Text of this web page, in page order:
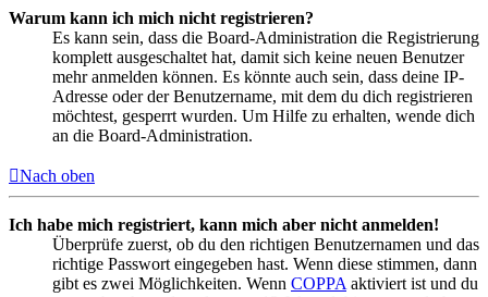
Warum kann ich mich nicht registrieren?
Es kann sein, dass die Board-Administration die Registrierung
komplett ausgeschaltet hat, damit sich keine neuen Benutzer
mehr anmelden können. Es könnte auch sein, dass deine IP-
Adresse oder der Benutzername, mit dem du dich registrieren
möchtest, gesperrt wurden. Um Hilfe zu erhalten, wende dich
an die Board-Administration.
Nach oben
Ich habe mich registriert, kann mich aber nicht anmelden!
Überprüfe zuerst, ob du den richtigen Benutzernamen und das
richtige Passwort eingegeben hast. Wenn diese stimmen, dann
gibt es zwei Möglichkeiten. Wenn COPPA aktiviert ist und du